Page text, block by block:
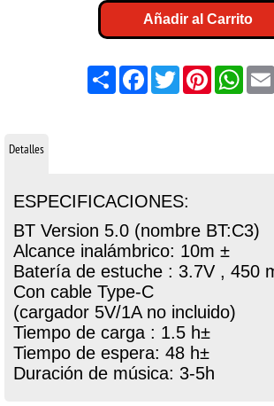
Añadir al Carrito
ShareFacebook
TwitterPinterest
Detalles
ESPECIFICACIONES:
BT Version 5.0 (nombre BT:C3)
Alcance inalámbrico: 10m ±
Batería de estuche : 3.7V , 450
Con cable Type-C
(cargador 5V/1A no incluido)
Tiempo de carga : 1.5 h±
Tiempo de espera: 48 h±
Duración de música: 3-5h